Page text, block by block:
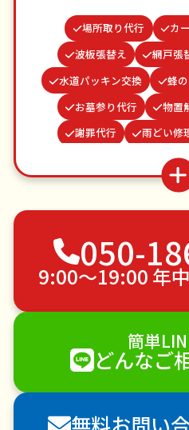
場所取り代行
カ
波板張替え
網戸張
水道パッキン交換
蜂
お墓参り代行
物置
謝罪代行
雨どい修
並
結婚式代理出席
ク
つた・ツルの撤去
不用
植木の剪定
植木の
DIY・日曜大工
雪かき・雪下ろ
襖（ふすま）の張替え
害獣駆除
防草シー
害虫
050-
9:00〜19:00 年
簡単
どんなご